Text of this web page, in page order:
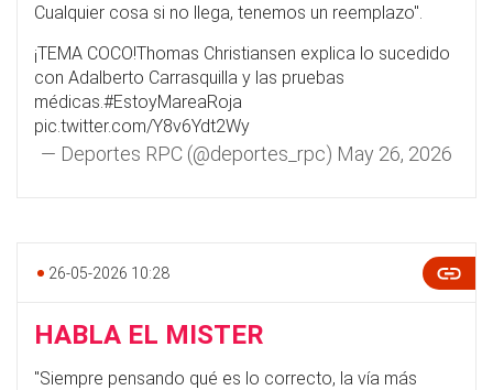
Cualquier cosa si no llega, tenemos un reemplazo".
¡TEMA COCO!Thomas Christiansen explica lo sucedido
con Adalberto Carrasquilla y las pruebas
médicas.#EstoyMareaRoja
pic.twitter.com/Y8v6Ydt2Wy
— Deportes RPC (@deportes_rpc) May 26, 2026
26-05-2026 10:28
HABLA EL MISTER
"Siempre pensando qué es lo correcto, la vía más